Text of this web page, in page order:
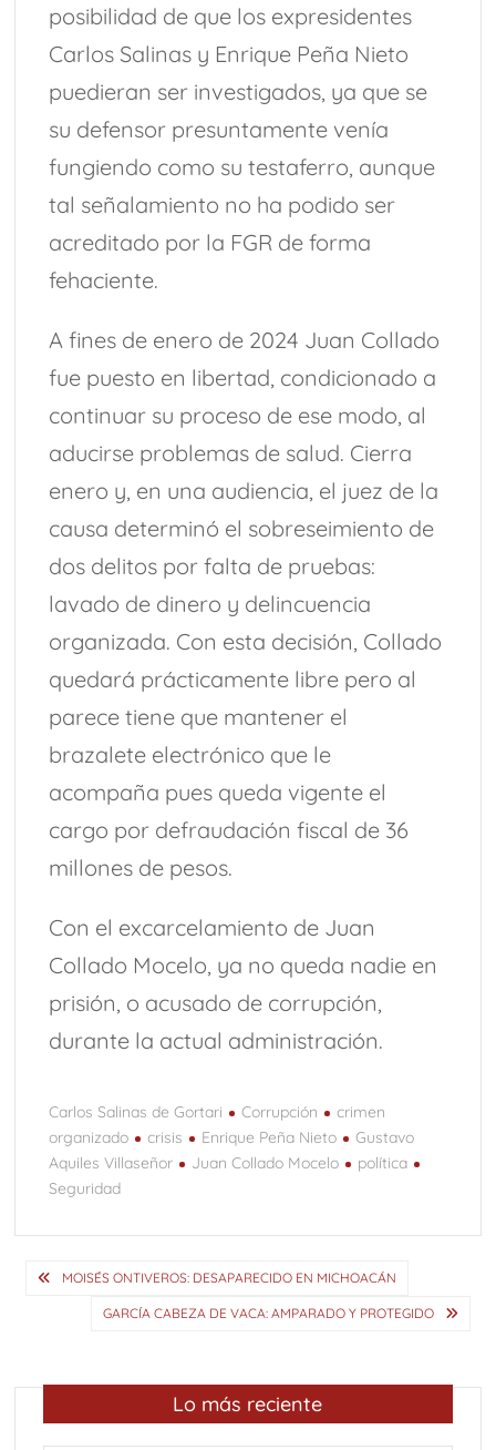
posibilidad de que los expresidentes
Carlos Salinas y Enrique Peña Nieto
puedieran ser investigados, ya que se
su defensor presuntamente venía
fungiendo como su testaferro, aunque
tal señalamiento no ha podido ser
acreditado por la FGR de forma
fehaciente.
A fines de enero de 2024 Juan Collado
fue puesto en libertad, condicionado a
continuar su proceso de ese modo, al
aducirse problemas de salud. Cierra
enero y, en una audiencia, el juez de la
causa determinó el sobreseimiento de
dos delitos por falta de pruebas:
lavado de dinero y delincuencia
organizada. Con esta decisión, Collado
quedará prácticamente libre pero al
parece tiene que mantener el
brazalete electrónico que le
acompaña pues queda vigente el
cargo por defraudación fiscal de 36
millones de pesos.
Con el excarcelamiento de Juan
Collado Mocelo, ya no queda nadie en
prisión, o acusado de corrupción,
durante la actual administración.
Carlos Salinas de Gortari Corrupción
crimen
organizado
crisis Enrique Peña Nieto
Gustavo
Aquiles Villaseñor
Juan Collado Mocelo
política
Seguridad
Navegación
MOISÉS ONTIVEROS: DESAPARECIDO EN MICHOACÁN
GARCÍA CABEZA DE VACA: AMPARADO Y PROTEGIDO
Lo más reciente